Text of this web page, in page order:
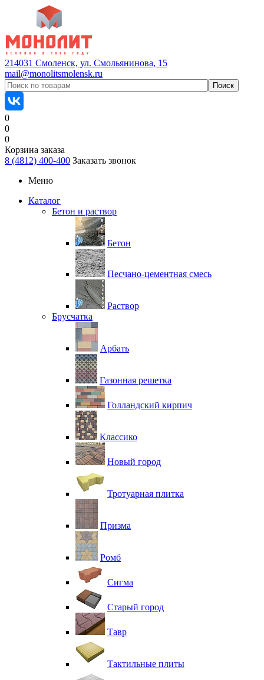
214031 Смоленск, ул. Смольянинова, 15
mail@monolitsmolensk.ru
0
0
0
Корзина заказа
8 (4812) 400-400 Заказать звонок
Меню
Каталог
Бетон и раствор
Бетон
Песчано-цементная смесь
Раствор
Брусчатка
Арбать
Газонная решетка
Голландский кирпич
Классико
Новый город
Тротуарная плитка
Призма
Ромб
Сигма
Старый город
Тавр
Тактильные плиты